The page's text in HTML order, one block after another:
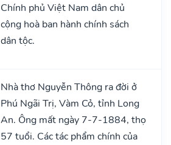
Chính phủ Việt Nam dân chủ
cộng hoà ban hành chính sách
dân tộc.
Nhà thơ Nguyễn Thông ra đời ở
Phú Ngãi Trị, Vàm Cỏ, tỉnh Long
An. Ông mất ngày 7-7-1884, thọ
57 tuổi. Các tác phẩm chính của